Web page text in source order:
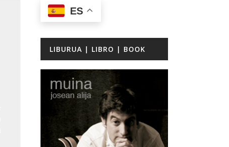
ES
LIBURUA | LIBRO | BOOK